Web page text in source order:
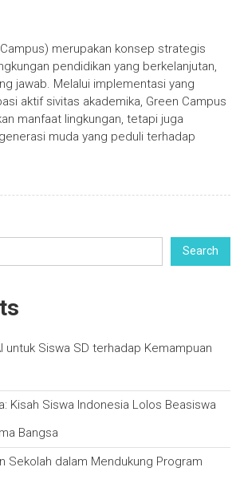
merupakan konsep strategis
pendidikan yang berkelanjutan,
jawab. Melalui implementasi yang
aktif sivitas akademika, Green Campus
manfaat lingkungan, tetapi juga
muda yang peduli terhadap
Search
untuk Siswa SD terhadap Kemampuan
Kisah Siswa Indonesia Lolos Beasiswa
Bangsa
Sekolah dalam Mendukung Program